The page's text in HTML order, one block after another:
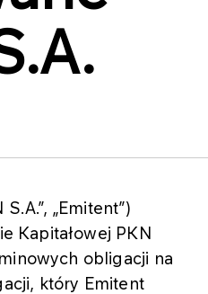
„Emitent”)
Kapitałowej PKN
obligacji na
który Emitent